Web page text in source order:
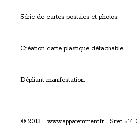
Série de cartes postales et photos.
Création carte plastique détachable.
Dépliant manifestation.
© 2013 - www.apparemment.fr - Siret 514